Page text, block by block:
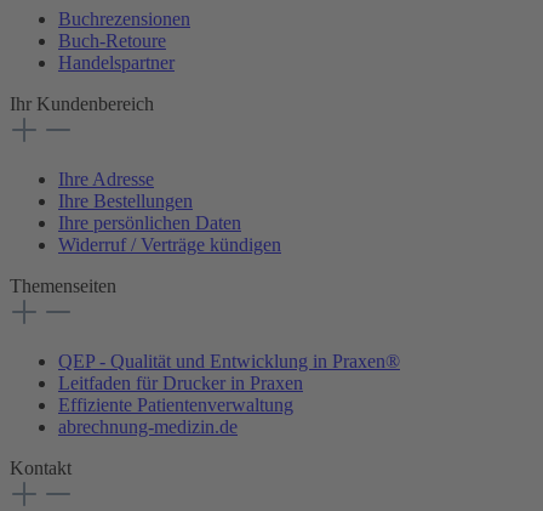
Buchrezensionen
Buch-Retoure
Handelspartner
Ihr Kundenbereich
Ihre Adresse
Ihre Bestellungen
Ihre persönlichen Daten
Widerruf / Verträge kündigen
Themenseiten
QEP - Qualität und Entwicklung in Praxen®
Leitfaden für Drucker in Praxen
Effiziente Patientenverwaltung
abrechnung-medizin.de
Kontakt